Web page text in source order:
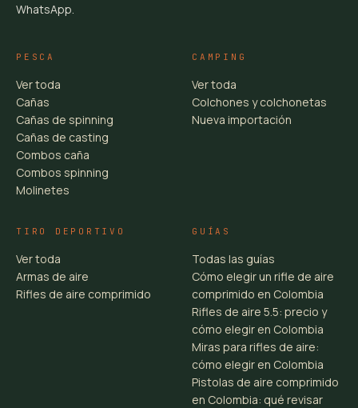
WhatsApp.
PESCA
Ver toda
Cañas
Cañas de spinning
Cañas de casting
Combos caña
Combos spinning
Molinetes
CAMPING
Ver toda
Colchones y colchonetas
Nueva importación
TIRO DEPORTIVO
Ver toda
Armas de aire
Rifles de aire comprimido
GUÍAS
Todas las guías
Cómo elegir un rifle de aire
comprimido en Colombia
Rifles de aire 5.5: precio y
cómo elegir en Colombia
Miras para rifles de aire:
cómo elegir en Colombia
Pistolas de aire comprimido
en Colombia: qué revisar